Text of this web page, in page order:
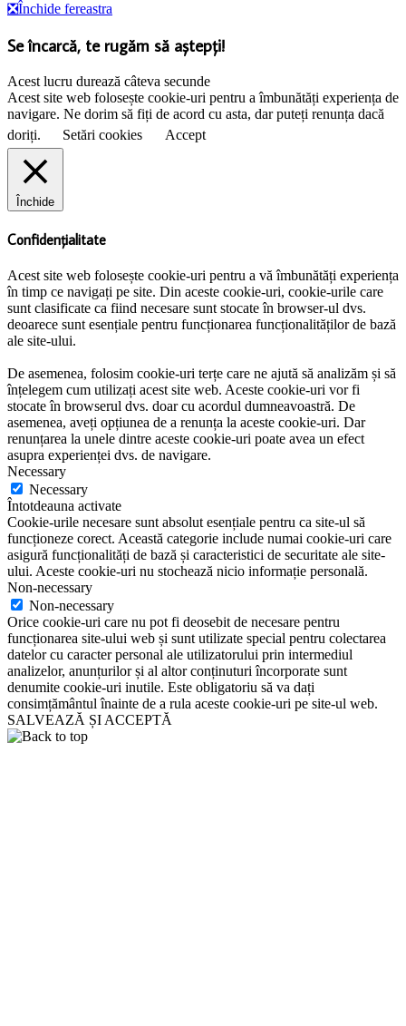
❎Închide fereastra
Se încarcă, te rugăm să aștepți!
Acest lucru durează câteva secunde
Acest site web folosește cookie-uri pentru a îmbunătăți experiența de
navigare. Ne dorim să fiți de acord cu asta, dar puteți renunța dacă
doriți.
Setări cookies Accept
Închide
Confidențialitate
Acest site web folosește cookie-uri pentru a vă îmbunătăți experiența
în timp ce navigați pe site. Din aceste cookie-uri, cookie-urile care
sunt clasificate ca fiind necesare sunt stocate în browser-ul dvs.
deoarece sunt esențiale pentru funcționarea funcționalităților de bază
ale site-ului.
De asemenea, folosim cookie-uri terțe care ne ajută să analizăm și să
înțelegem cum utilizați acest site web. Aceste cookie-uri vor fi
stocate în browserul dvs. doar cu acordul dumneavoastră. De
asemenea, aveți opțiunea de a renunța la aceste cookie-uri. Dar
renunțarea la unele dintre aceste cookie-uri poate avea un efect
asupra experienței dvs. de navigare.
Necessary
Necessary
Întotdeauna activate
Cookie-urile necesare sunt absolut esențiale pentru ca site-ul să
funcționeze corect. Această categorie include numai cookie-uri care
asigură funcționalități de bază și caracteristici de securitate ale site-
ului. Aceste cookie-uri nu stochează nicio informație personală.
Non-necessary
Non-necessary
Orice cookie-uri care nu pot fi deosebit de necesare pentru
funcționarea site-ului web și sunt utilizate special pentru colectarea
datelor cu caracter personal ale utilizatorului prin intermediul
analizelor, anunțurilor și al altor conținuturi încorporate sunt
denumite cookie-uri inutile. Este obligatoriu să va dați
consimțământul înainte de a rula aceste cookie-uri pe site-ul web.
SALVEAZĂ ȘI ACCEPTĂ